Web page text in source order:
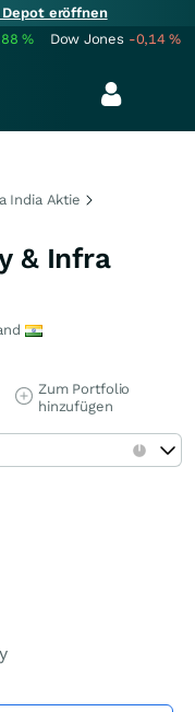
eröffnen
% Dow Jones -0,14%
India Aktie
& Infra
Zum Portfolio
hinzufügen